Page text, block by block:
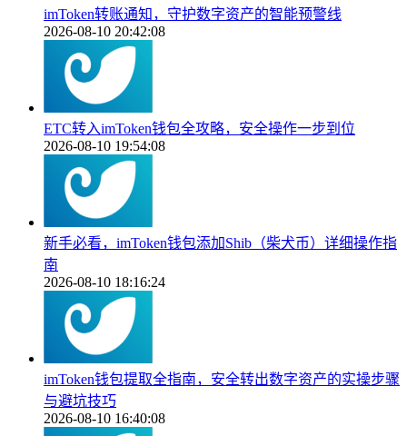
imToken转账通知，守护数字资产的智能预警线
2026-08-10 20:42:08
ETC转入imToken钱包全攻略，安全操作一步到位
2026-08-10 19:54:08
新手必看，imToken钱包添加Shib（柴犬币）详细操作指
南
2026-08-10 18:16:24
imToken钱包提取全指南，安全转出数字资产的实操步骤
与避坑技巧
2026-08-10 16:40:08